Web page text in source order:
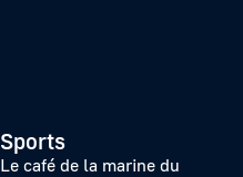
Sports
Le café de la marine du